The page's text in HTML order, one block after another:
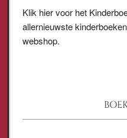
Klik hier voor het
allernieuwste
webshop.